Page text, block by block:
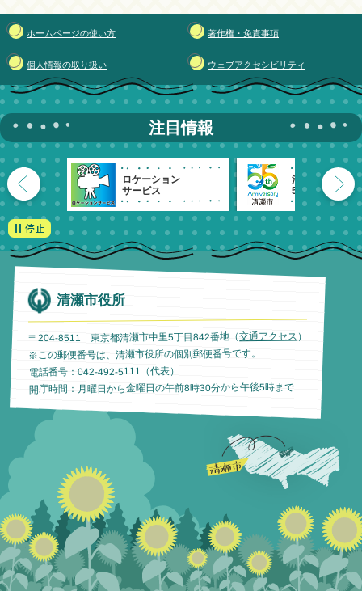
ホームページの使い方 著作権・免責事項
個人情報の取り扱い ウェブアクセシビリティ
注目情報
ロケーション
サービス
清瀬市
55周年記念
清瀬市役所
〒204-8511 東京都清瀬市中里5丁目842番地（交通アクセス ）
※この郵便番号は、清瀬市役所の個別郵便番号です。
電話番号：042-492-5111（代表）
開庁時間：月曜日から金曜日の午前8時30分から午後5時まで